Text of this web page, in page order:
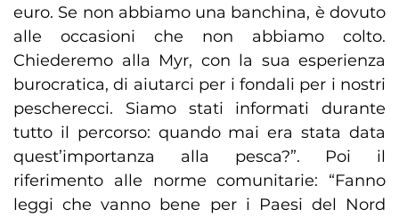
euro. Se non abbiamo una banchina, è dovuto
alle occasioni che non abbiamo colto.
Chiederemo alla Myr, con la sua esperienza
burocratica, di aiutarci per i fondali per i nostri
pescherecci. Siamo stati informati durante
tutto il percorso: quando mai era stata data
quest’importanza alla pesca?”. Poi il
riferimento alle norme comunitarie: “Fanno
leggi che vanno bene per i Paesi del Nord